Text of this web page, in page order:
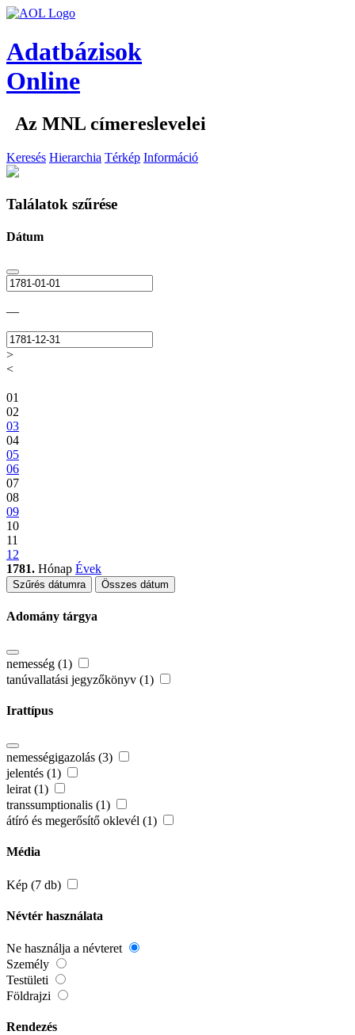
Adatbázisok
Online
Az MNL címereslevelei
Keresés Hierarchia Térkép Információ
Találatok szűrése
Dátum
—
>
<
01
02
03
04
05
06
07
08
09
10
11
12
1781. Hónap Évek
Szűrés dátumra Összes dátum
Adomány tárgya
nemesség (1)
tanúvallatási jegyzőkönyv (1)
Irattípus
nemességigazolás (3)
jelentés (1)
leirat (1)
transsumptionalis (1)
átíró és megerősítő oklevél (1)
Média
Kép (7 db)
Névtér használata
Ne használja a névteret
Személy
Testületi
Földrajzi
Rendezés